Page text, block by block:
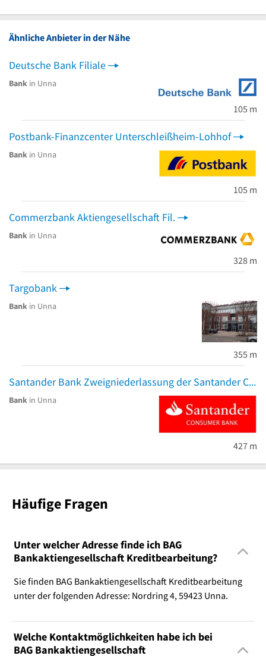
Ähnliche Anbieter in der Nähe
Deutsche Bank Filiale
Bank in Unna
105 m
Postbank-Finanzcenter Unterschleißheim-Lohhof
Bank in Unna
105 m
Commerzbank Aktiengesellschaft Fil.
Bank in Unna
328 m
Targobank
Bank in Unna
355 m
Santander Bank Zweigniederlassung der Santander Consumer Bank AG
Bank in Unna
427 m
Häufige Fragen
Unter welcher Adresse finde ich BAG
Bankaktiengesellschaft Kreditbearbeitung?
Sie finden BAG Bankaktiengesellschaft Kreditbearbeitung
unter der folgenden Adresse: Nordring 4, 59423 Unna.
Welche Kontaktmöglichkeiten habe ich bei
BAG Bankaktiengesellschaft